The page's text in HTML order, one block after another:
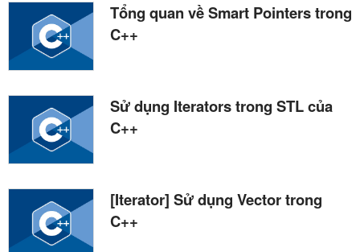
Tổng quan về Smart Pointers trong
C++
Sử dụng Iterators trong STL của
C++
[Iterator] Sử dụng Vector trong
C++